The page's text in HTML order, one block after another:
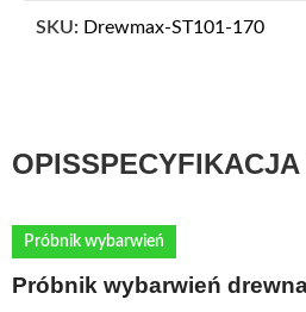
SKU: Drewmax-ST101-170
OPIS
Próbnik wybarwień
Próbnik wybarwień